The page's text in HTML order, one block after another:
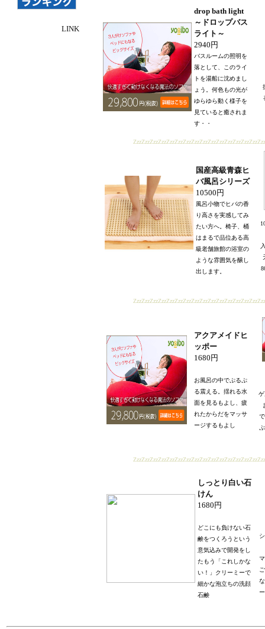
drop bath light
～ドロップバス
ライト～
2940円
バスルームの照明を
落として、このライ
トを湯船に沈めまし
ょう。何色もの光が
ゆらゆら動く様子を
見ていると癒されま
す・・
国産高級青森ヒ
バ風呂シリーズ
10500円
風呂小物でヒバの香
り高さを実感してみ
たい方へ。椅子、桶
はまるで品位ある高
級老舗旅館の浴室の
ような雰囲気を醸し
出します。
アクアメイドヒ
ッポー
1680円
お風呂の中でぷるぷ
る震える。揺れる水
面を見るもよし、疲
れたからだをマッサ
ージするもよし
しっとり白い石
けん
1680円
どこにも負けない石
鹸をつくろうという
意気込みで開発をし
たもう「これしかな
い！」クリーミーで
細かな泡立ちの洗顔
石鹸
LINK